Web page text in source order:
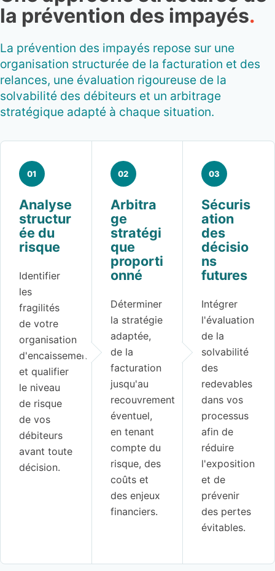
la prévention des impayés.
La prévention des impayés repose sur une
organisation structurée de la facturation et des
relances, une évaluation rigoureuse de la
solvabilité des débiteurs et un arbitrage
stratégique adapté à chaque situation.
Analyse
structur
ée du
risque
Identifier
les
fragilités
de votre
organisation
d'encaissement
et qualifier
le niveau
de risque
de vos
débiteurs
avant toute
décision.
Arbitra
ge
stratégi
que
proporti
onné
Déterminer
la stratégie
adaptée,
de la
facturation
jusqu'au
recouvrement
éventuel,
en tenant
compte du
risque, des
coûts et
des enjeux
financiers.
Sécuris
ation
des
décisio
ns
futures
Intégrer
l'évaluation
de la
solvabilité
des
redevables
dans vos
processus
afin de
réduire
l'exposition
et de
prévenir
des pertes
évitables.